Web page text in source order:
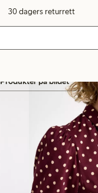
30 dagers returrett
Produkter på bildet